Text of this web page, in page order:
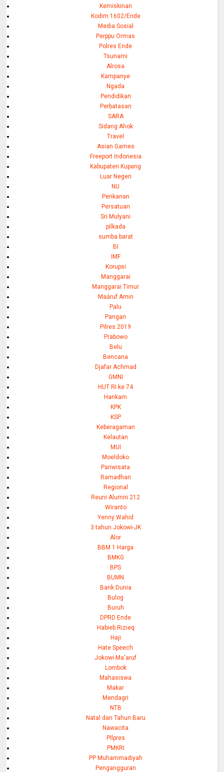
Kemiskinan
Kodim 1602/Ende
Media Sosial
Perppu Ormas
Polres Ende
Tsunami
Alrosa
Kampanye
Ngada
Pendidikan
Perbatasan
SARA
Sidang Ahok
Travel
Asian Games
Freeport Indonesia
Kabupaten Kupang
Luar Negeri
NU
Perikanan
Persatuan
Sri Mulyani
pilkada
sumba barat
BI
IMF
Korupsi
Manggarai
Manggarai Timur
Maáruf Amin
Palu
Pangan
Pilres 2019
Prabowo
Belu
Bencana
Djafar Achmad
GMNI
HUT RI ke 74
Hankam
KPK
KSP
Keberagaman
Kelautan
MUI
Moeldoko
Pariwisata
Ramadhan
Regional
Reuni Alumni 212
Wiranto
Yenny Wahid
3 tahun Jokowi-JK
Alor
BBM 1 Harga
BMKG
BPS
BUMN
Bank Dunia
Bulog
Buruh
DPRD Ende
Habieb Rizieq
Haji
Hate Speech
Jokowi-Ma'aruf
Lombok
Mahasiswa
Makar
Mendagri
NTB
Natal dan Tahun Baru
Nawacita
PIlpres
PMKRI
PP Muhammadiyah
Pengangguran